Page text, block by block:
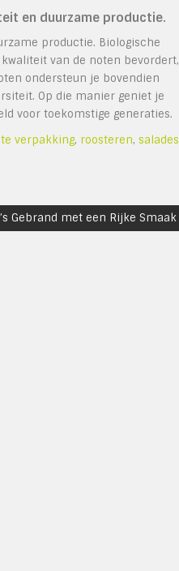
en duurzame productie.
productie. Biologische
van de noten bevordert,
ondersteun je bovendien
Op die manier geniet je
voor toekomstige generaties.
verpakking, roosteren, salades
Gebrand met een Rijke Smaak